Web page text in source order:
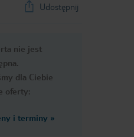
Udostępnij
nie jest
dla Ciebie
oferty:
i terminy »